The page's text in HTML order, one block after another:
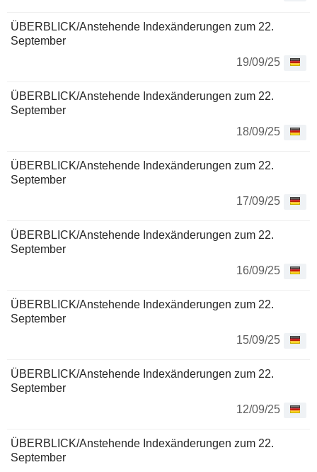
ÜBERBLICK/Anstehende Indexänderungen zum 22.
September
19/09/25
ÜBERBLICK/Anstehende Indexänderungen zum 22.
September
18/09/25
ÜBERBLICK/Anstehende Indexänderungen zum 22.
September
17/09/25
ÜBERBLICK/Anstehende Indexänderungen zum 22.
September
16/09/25
ÜBERBLICK/Anstehende Indexänderungen zum 22.
September
15/09/25
ÜBERBLICK/Anstehende Indexänderungen zum 22.
September
12/09/25
ÜBERBLICK/Anstehende Indexänderungen zum 22.
September